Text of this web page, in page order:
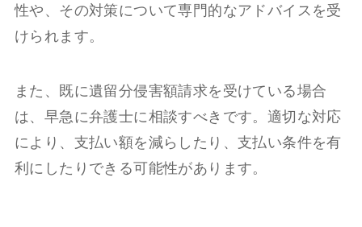
性や、その対策について専門的なアドバイスを受
けられます。
また、既に遺留分侵害額請求を受けている場合
は、早急に弁護士に相談すべきです。適切な対応
により、支払い額を減らしたり、支払い条件を有
利にしたりできる可能性があります。